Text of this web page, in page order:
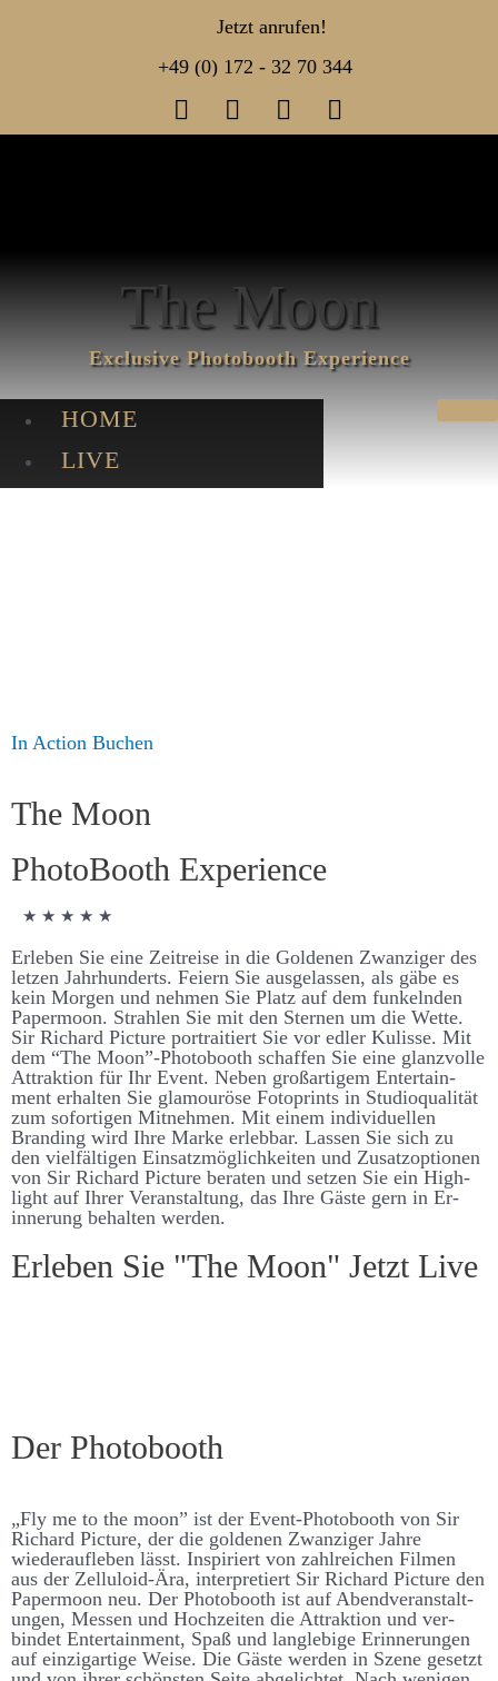
Jetzt anrufen!
+49 (0) 172 - 32 70 344
The Moon
Exclusive Photo­booth Experience
HOME
LIVE
In Action Buchen
The Moon
Photo­Booth Experience
★ ★ ★ ★ ★
Er­­­leben Sie eine Zeit­­­­reise in die Goldenen Zwanziger des
letzen Jahr­­­hunderts. Feiern Sie aus­­­­ge­­­­lassen, als gäbe es
kein Morgen und nehmen Sie Platz auf dem funkelnden
Paper­­­­moon. Strahlen Sie mit den Sternen um die Wette.
Sir Richard Picture portraitiert Sie vor edler Kulisse. Mit
dem “The Moon”-Photo­­­booth schaffen Sie eine glanz­­­­volle
Attraktion für Ihr Event. Neben groß­­­artigem Enter­­­­tain­
ment er­­­halten Sie glamouröse Foto­­­­prints in Studio­­­qualität
zum sofort­igen Mit­­­­nehmen. Mit einem individuellen
Brand­­ing wird Ihre Marke er­­leb­­bar. Lassen Sie sich zu
den viel­­­fält­igen Ein­­­satz­­­möglich­­­keiten und Zu­­satz­­­­optionen
von Sir Richard Picture be­­raten und setzen Sie ein High­­­
light auf Ihrer Ver­­­an­­stalt­­ung, das Ihre Gäste gern in Er­­­­
inner­­ung be­­­halten werden.
Er­leben Sie "The Moon" Jetzt Live
Der Photo­­booth
„Fly me to the moon” ist der Event-Photo­­­­booth von Sir
Richard Picture, der die goldenen Zwanziger Jahre
wieder­­­­auf­­­­leben lässt. Inspiriert von zahl­­­­reichen Filmen
aus der Zelluloid-Ära, inter­­pretiert Sir Richard Picture den
Paper­moon neu. Der Photo­­­­booth ist auf Abend­­­­ver­­­­an­­­­stalt­­­
ungen, Messen und Hoch­­­­zeiten die Attraktion und ver­­­
bindet Enter­­­­tain­­ment, Spaß und lang­­­­leb­ige Er­­­­inner­­­ungen
auf einzig­­­artige Weise. Die Gäste werden in Szene ge­­­­setzt